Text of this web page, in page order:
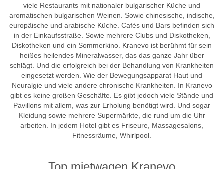
viele Restaurants mit nationaler bulgarischer Küche und
aromatischen bulgarischen Weinen. Sowie chinesische, indische,
europäische und arabische Küche. Cafés und Bars befinden sich
in der Einkaufsstraße. Sowie mehrere Clubs und Diskotheken,
Diskotheken und ein Sommerkino. Kranevo ist berühmt für sein
heißes heilendes Mineralwasser, das das ganze Jahr über
schlägt. Und die erfolgreich bei der Behandlung von Krankheiten
eingesetzt werden. Wie der Bewegungsapparat Haut und
Neuralgie und viele andere chronische Krankheiten. In Kranevo
gibt es keine großen Geschäfte. Es gibt jedoch viele Stände und
Pavillons mit allem, was zur Erholung benötigt wird. Und sogar
Kleidung sowie mehrere Supermärkte, die rund um die Uhr
arbeiten. In jedem Hotel gibt es Friseure, Massagesalons,
Fitnessräume, Whirlpool.
Top mietwagen Kranevo